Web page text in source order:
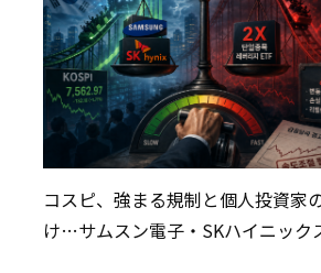
コスピ、強まる規制と個人投資家
け…サムスン電子・SKハイニック